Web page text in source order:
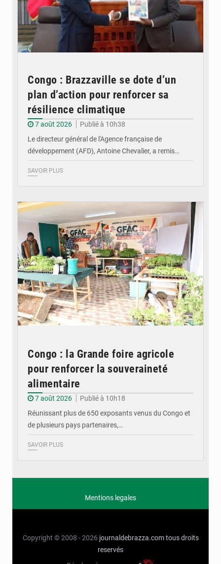
Congo : Brazzaville se dote d’un
plan d’action pour renforcer sa
résilience climatique
7 août 2026
Publié à 10h38
Le directeur général de l'Agence française de
développement (AFD), Antoine Chevalier, a remis…
SAVOIR PLUS
Congo : la Grande foire agricole
pour renforcer la souveraineté
alimentaire
7 août 2026
Publié à 10h18
Réunissant plus de 650 exposants venus du Congo et
de plusieurs pays partenaires,…
SAVOIR PLUS
Mentions legales
Copyright © 2008 - 2026 journaldebrazza.com tous droits
reservés